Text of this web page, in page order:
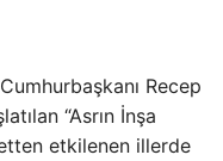
Recep
“Asrın İnşa
etkilenen illerde